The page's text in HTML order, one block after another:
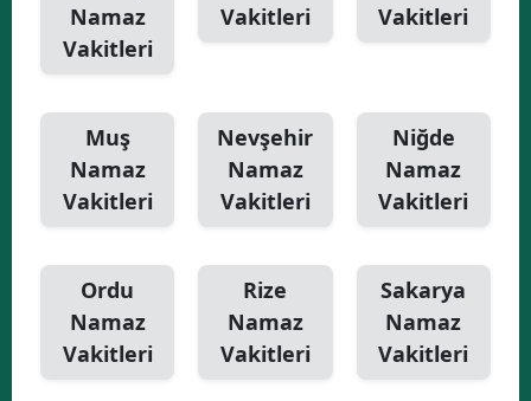
Namaz
Vakitleri
Vakitleri
Vakitleri
Muş
Namaz
Vakitleri
Nevşehir
Namaz
Vakitleri
Niğde
Namaz
Vakitleri
Ordu
Namaz
Vakitleri
Rize
Namaz
Vakitleri
Sakarya
Namaz
Vakitleri